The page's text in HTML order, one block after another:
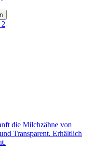
die Milchzähne von
Transparent. Erhältlich